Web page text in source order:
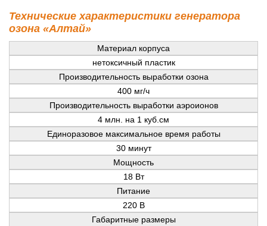
Технические характеристики генератора
озона «Алтай»
Материал корпуса
нетоксичный пластик
Производительность выработки озона
400 мг/ч
Производительность выработки аэроионов
4 млн. на 1 куб.см
Единоразовое максимальное время работы
30 минут
Мощность
18 Вт
Питание
220 В
Габаритные размеры